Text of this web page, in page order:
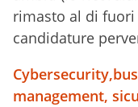
rimasto al di
candidature
management,